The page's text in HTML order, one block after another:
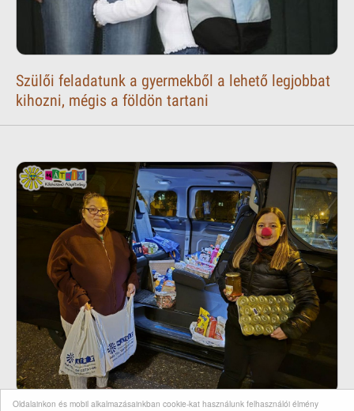
Oldalainkon és mobil alkalmazásainkban cookie-kat használunk felhasználói élmény
Szülői feladatunk a gyermekből a lehető legjobbat
kihozni, mégis a földön tartani